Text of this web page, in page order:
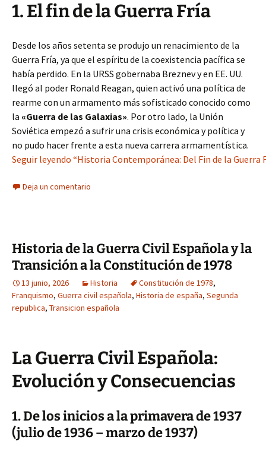
1. El fin de la Guerra Fría
Desde los años setenta se produjo un renacimiento de la
Guerra Fría, ya que el espíritu de la coexistencia pacífica se
había perdido. En la URSS gobernaba Breznev y en EE. UU.
llegó al poder Ronald Reagan, quien activó una política de
rearme con un armamento más sofisticado conocido como
la «Guerra de las Galaxias». Por otro lado, la Unión
Soviética empezó a sufrir una crisis económica y política y
no pudo hacer frente a esta nueva carrera armamentística.
Seguir leyendo “Historia Contemporánea: Del Fin de la Guerra
Deja un comentario
Historia de la Guerra Civil Española y la
Transición a la Constitución de 1978
13 junio, 2026 Historia Constitución de 1978,
Franquismo, Guerra civil española, Historia de españa, Segunda
republica, Transicion española
La Guerra Civil Española:
Evolución y Consecuencias
1. De los inicios a la primavera de 1937
(julio de 1936 – marzo de 1937)